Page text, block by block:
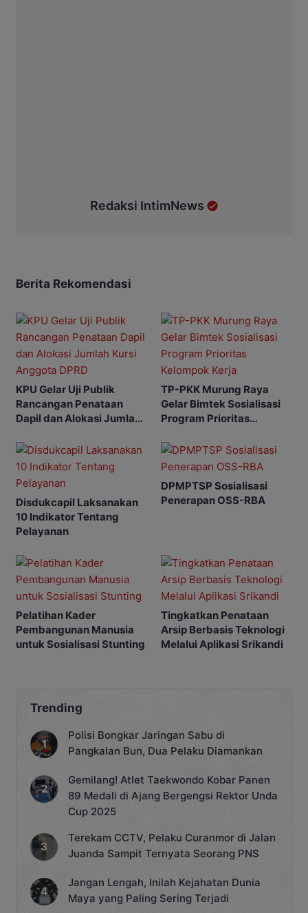
Redaksi IntimNews
Berita Rekomendasi
KPU Gelar Uji Publik
Rancangan Penataan
Dapil dan Alokasi Jumlah
TP-PKK Murung Raya
Gelar Bimtek Sosialisasi
Program Prioritas
Disdukcapil Laksanakan
10 Indikator Tentang
Pelayanan
DPMPTSP Sosialisasi
Penerapan OSS-RBA
Pelatihan Kader
Pembangunan Manusia
untuk Sosialisasi Stunting
Tingkatkan Penataan
Arsip Berbasis Teknologi
Melalui Aplikasi Srikandi
Trending
Polisi Bongkar Jaringan Sabu di
Pangkalan Bun, Dua Pelaku Diamankan
Gemilang! Atlet Taekwondo Kobar Panen
89 Medali di Ajang Bergengsi Rektor Unda
Cup 2025
Terekam CCTV, Pelaku Curanmor di Jalan
Juanda Sampit Ternyata Seorang PNS
Jangan Lengah, Inilah Kejahatan Dunia
Maya yang Paling Sering Terjadi